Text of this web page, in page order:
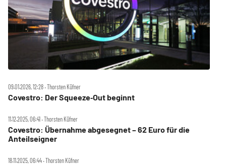
09.01.2026, 12:28 ‧ Thorsten Küfner
Covestro: Der Squeeze‑Out beginnt
11.12.2025, 06:41 ‧ Thorsten Küfner
Covestro: Übernahme abgesegnet – 62 Euro für die
Anteilseigner
18.11.2025, 06:44 ‧ Thorsten Küfner